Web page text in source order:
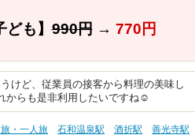
も】990円→ 770円
けど、従業員の接客から料理の美味し
からも是非利用したいですね☺
・一人旅 石和温泉駅 酒折駅
善光寺駅